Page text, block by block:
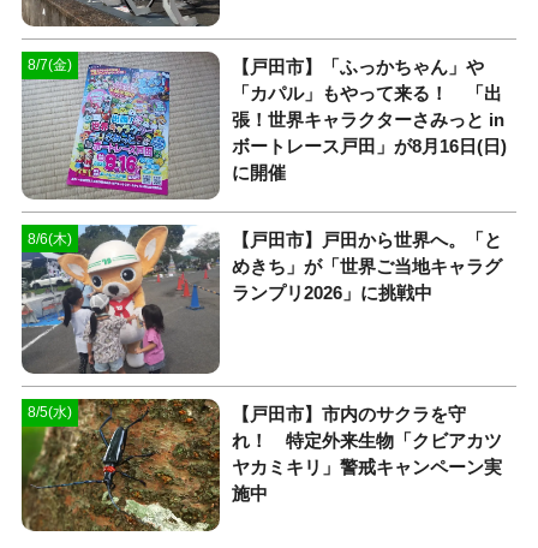
8/7(金)
【戸田市】「ふっかちゃん」や
「カパル」もやって来る！ 「出
張！世界キャラクターさみっと in
ボートレース戸田」が8月16日(日)
に開催
8/6(木)
【戸田市】戸田から世界へ。「と
めきち」が「世界ご当地キャラグ
ランプリ2026」に挑戦中
8/5(水)
【戸田市】市内のサクラを守
れ！ 特定外来生物「クビアカツ
ヤカミキリ」警戒キャンペーン実
施中